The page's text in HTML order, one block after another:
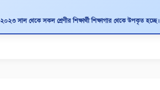
২০২৩ সাল থেকে সকল শ্রেণীর শিক্ষার্থী শিক্ষাগার থেকে উপকৃত হচ্ছে।